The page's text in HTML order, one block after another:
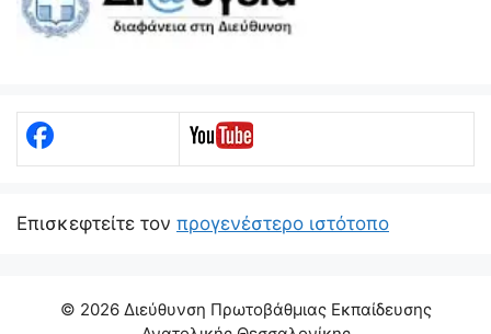
Eπισκεφτείτε τον προγενέστερο ιστότοπο
© 2026 Διεύθυνση Πρωτοβάθμιας Εκπαίδευσης